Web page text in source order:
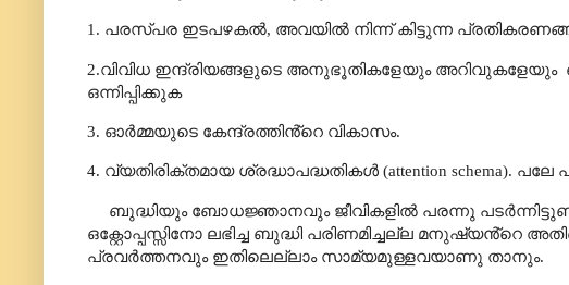
1. പരസ്പര ഇടപഴകൽ, അവയിൽ നിന്ന് കിട്ടുന്ന
2.വിവിധ ഇന്ദ്രിയങ്ങളുടെ അനുഭൂതികളേയും അറിവുകളേയും
ഒന്നിപ്പിക്കുക
3. ഓർമ്മയുടെ കേന്ദ്രത്തിൻ്റെ വികാസം.
4. വ്യതിരിക്തമായ ശ്രദ്ധാപദ്ധതികൾ (attention schema). പലേ
ബുദ്ധിയും ബോധജ്ഞാനവും ജീവികളിൽ പരന്നു
ഒക്റ്റോപ്പസ്സിനോ ലഭിച്ച ബുദ്ധി പരിണമിച്ചല്ല മനുഷ്യൻ്റെ
പ്രവർത്തനവും ഇതിലെല്ലാം സാമ്യമുള്ളവയാണു താനും.